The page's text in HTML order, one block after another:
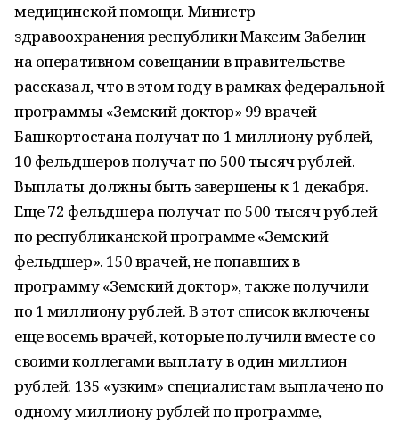
медицинской помощи. Министр
здравоохранения республики Максим Забелин
на оперативном совещании в правительстве
рассказал, что в этом году в рамках федеральной
программы «Земский доктор» 99 врачей
Башкортостана получат по 1 миллиону рублей,
10 фельдшеров получат по 500 тысяч рублей.
Выплаты должны быть завершены к 1 декабря.
Еще 72 фельдшера получат по 500 тысяч рублей
по республиканской программе «Земский
фельдшер». 150 врачей, не попавших в
программу «Земский доктор», также получили
по 1 миллиону рублей. В этот список включены
еще восемь врачей, которые получили вместе со
своими коллегами выплату в один миллион
рублей. 135 «узким» специалистам выплачено по
одному миллиону рублей по программе,